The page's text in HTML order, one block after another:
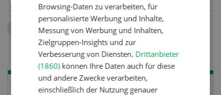
Browsing-Daten zu verarbeiten, für
personalisierte Werbung und Inhalte,
Messung von Werbung und Inhalten,
Zielgruppen-Insights und zur
Verbesserung von Diensten. Drittanbieter
(1860)können Ihre Daten auch für diese
und andere Zwecke verarbeiten,
einschließlich der Nutzung genauer